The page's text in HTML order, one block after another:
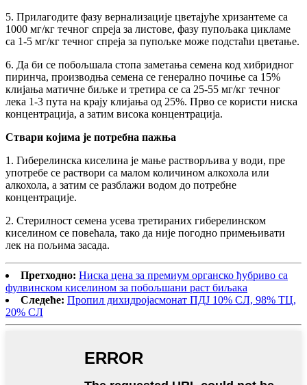
5. Прилагодите фазу вернализације цветајуће хризантеме са
1000 мг/кг течног спреја за листове, фазу пупољака цикламе
са 1-5 мг/кг течног спреја за пупољке може подстаћи цветање.
6. Да би се побољшала стопа заметања семена код хибридног
пиринча, производња семена се генерално почиње са 15%
клијања матичне биљке и третира се са 25-55 мг/кг течног
лека 1-3 пута на крају клијања од 25%. Прво се користи ниска
концентрација, а затим висока концентрација.
Ствари којима је потребна пажња
1. Гиберелинска киселина је мање растворљива у води, пре
употребе се раствори са малом количином алкохола или
алкохола, а затим се разблажи водом до потребне
концентрације.
2. Стерилност семена усева третираних гиберелинском
киселином се повећала, тако да није погодно примењивати
лек на пољима засада.
Претходно: Ниска цена за премиум органско ђубриво са
фулвинском киселином за побољшани раст биљака
Следеће: Пропил дихидројасмонат ПДЈ 10% СЛ, 98% ТЦ,
20% СЛ